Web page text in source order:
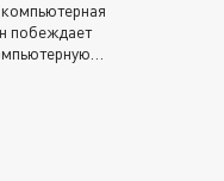
побеждает